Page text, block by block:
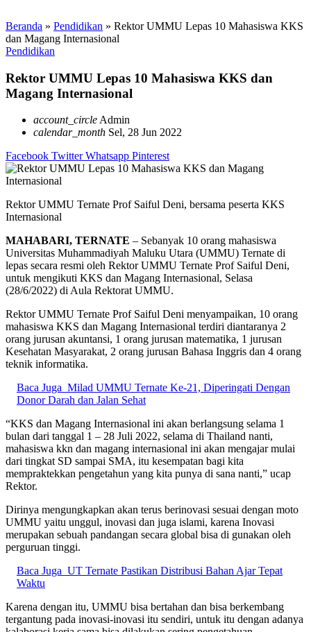
Beranda » Pendidikan » Rektor UMMU Lepas 10 Mahasiswa KKS
dan Magang Internasional
Pendidikan
Rektor UMMU Lepas 10 Mahasiswa KKS dan
Magang Internasional
account_circleAdmin
calendar_month Sel, 28 Jun 2022
Facebook Twitter Whatsapp Pinterest
Rektor UMMU Ternate Prof Saiful Deni, bersama peserta KKS
Internasional
MAHABARI, TERNATE – Sebanyak 10 orang mahasiswa
Universitas Muhammadiyah Maluku Utara (UMMU) Ternate di
lepas secara resmi oleh Rektor UMMU Ternate Prof Saiful Deni,
untuk mengikuti KKS dan Magang Internasional, Selasa
(28/6/2022) di Aula Rektorat UMMU.
Rektor UMMU Ternate Prof Saiful Deni menyampaikan, 10 orang
mahasiswa KKS dan Magang Internasional terdiri diantaranya 2
orang jurusan akuntansi, 1 orang jurusan matematika, 1 jurusan
Kesehatan Masyarakat, 2 orang jurusan Bahasa Inggris dan 4 orang
teknik informatika.
Baca Juga Milad UMMU Ternate Ke-21, Diperingati Dengan
Donor Darah dan Jalan Sehat
“KKS dan Magang Internasional ini akan berlangsung selama 1
bulan dari tanggal 1 – 28 Juli 2022, selama di Thailand nanti,
mahasiswa kkn dan magang internasional ini akan mengajar mulai
dari tingkat SD sampai SMA, itu kesempatan bagi kita
mempraktekkan pengetahun yang kita punya di sana nanti,” ucap
Rektor.
Dirinya mengungkapkan akan terus berinovasi sesuai dengan moto
UMMU yaitu unggul, inovasi dan juga islami, karena Inovasi
merupakan sebuah pandangan secara global bisa di gunakan oleh
perguruan tinggi.
Baca Juga UT Ternate Pastikan Distribusi Bahan Ajar Tepat
Waktu
Karena dengan itu, UMMU bisa bertahan dan bisa berkembang
tergantung pada inovasi-inovasi itu sendiri, untuk itu dengan adanya